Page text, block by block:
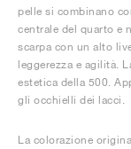
pelle si combinano
centrale del quarto e
scarpa con un alto
leggerezza e agilità.
estetica della 500.
gli occhielli dei lacci.
La colorazione